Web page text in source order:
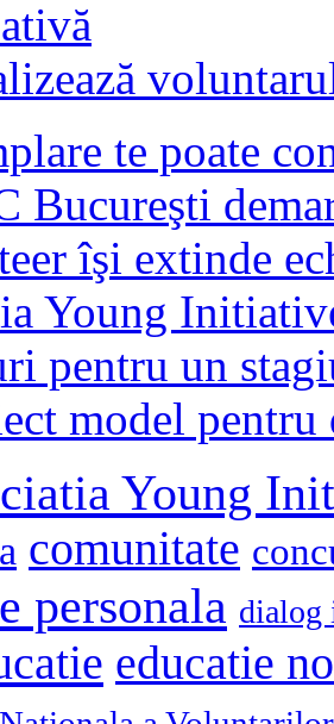
te poate
Bucureşti
îşi extinde
Young
pentru un
model
Young
comunitate
personala dialog
educatie